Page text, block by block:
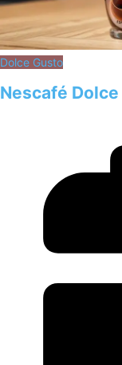
Dolce Gusto
Nescafé